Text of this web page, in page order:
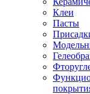
Клеи
Пасты